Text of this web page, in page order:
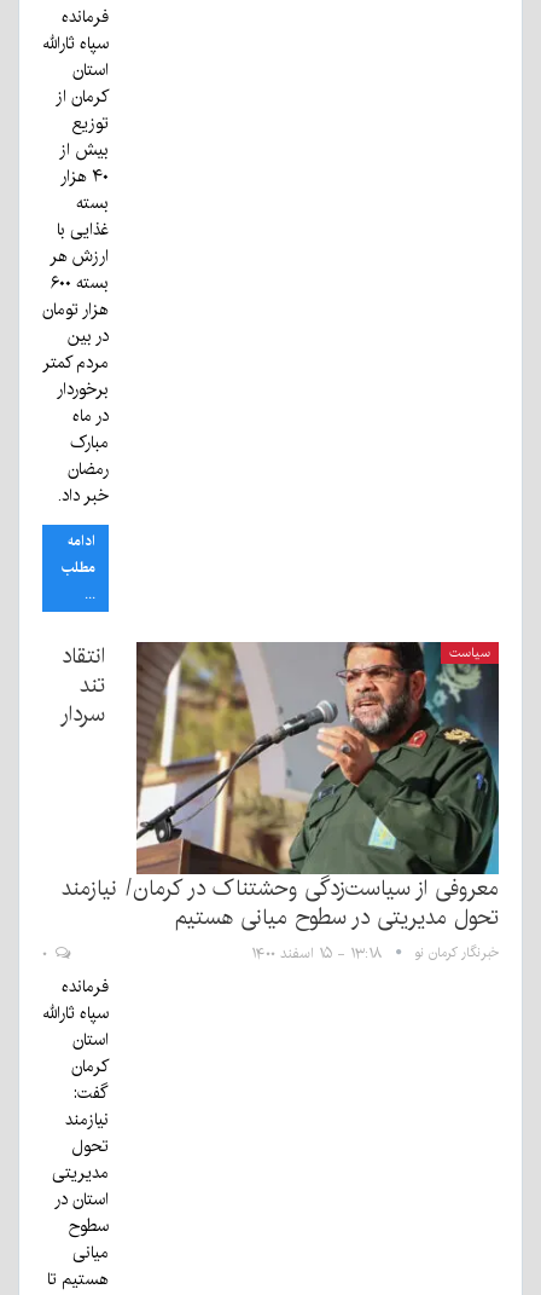
فرمانده
سپاه ثارالله
استان
کرمان از
توزیع
بیش از
۴۰ هزار
بسته
غذایی با
ارزش هر
بسته ۶۰۰
هزار تومان
در بین
مردم کمتر
برخوردار
در ماه
مبارک
رمضان
خبر داد.
ادامه
مطلب
...
سیاست
انتقاد
تند
سردار
معروفی از سیاست‌زدگی وحشتناک در کرمان/ نیازمند
تحول مدیریتی در سطوح میانی هستیم
خبرنگار کرمان نو ۱۳:۱۸ - ۱۵ اسفند ۱۴۰۰
فرمانده
سپاه ثارالله
استان
کرمان
گفت:
نیازمند
تحول
مدیریتی
استان در
سطوح
میانی
هستیم تا